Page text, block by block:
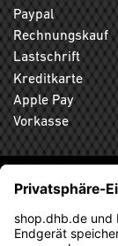
Paypal
Rechnungskauf
Lastschrift
Kreditkarte
Apple Pay
Vorkasse
ABONNIEREN
NEWSLETTER
AKTION MEHR.